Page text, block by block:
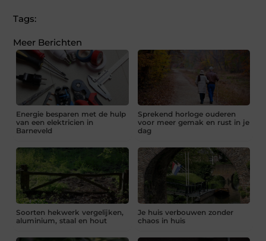
Tags:
Meer Berichten
Energie besparen met de hulp
van een elektricien in
Barneveld
Sprekend horloge ouderen
voor meer gemak en rust in je
dag
Soorten hekwerk vergelijken,
aluminium, staal en hout
Je huis verbouwen zonder
chaos in huis